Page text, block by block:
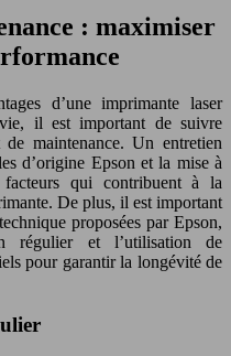
: maximiser
d’une imprimante laser
il est important de suivre
de maintenance. Un entretien
d’origine Epson et la mise à
qui contribuent à la
De plus, il est important
proposées par Epson,
régulier et l’utilisation de
pour garantir la longévité de